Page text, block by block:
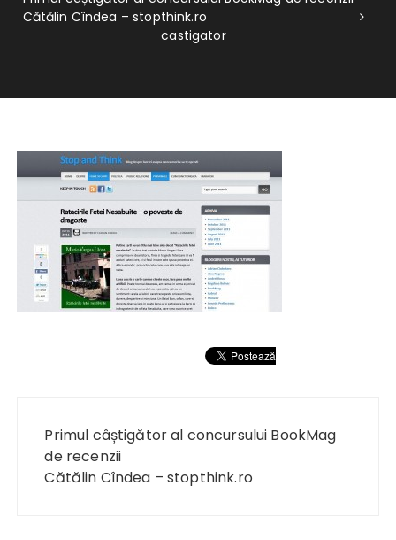
Cătălin Cîndea – stopthink.ro
castigator
articole
Primul câștigător al concursului BookMag
de recenzii
Cătălin Cîndea – stopthink.ro